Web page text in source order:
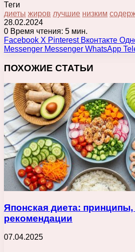
Теги
диеты жиров лучшие низким
28.02.2024
0 Время чтения: 5 мин.
Facebook X Pinterest Вконтакте
Messenger Messenger WhatsApp
ПОХОЖИЕ СТАТЬИ
Японская диета:
рекомендации
07.04.2025